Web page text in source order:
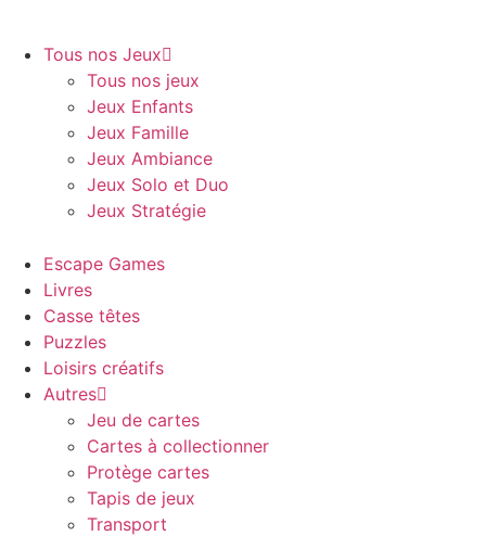
Tous nos Jeux
Tous nos jeux
Jeux Enfants
Jeux Famille
Jeux Ambiance
Jeux Solo et Duo
Jeux Stratégie
Escape Games
Livres
Casse têtes
Puzzles
Loisirs créatifs
Autres
Jeu de cartes
Cartes à collectionner
Protège cartes
Tapis de jeux
Transport